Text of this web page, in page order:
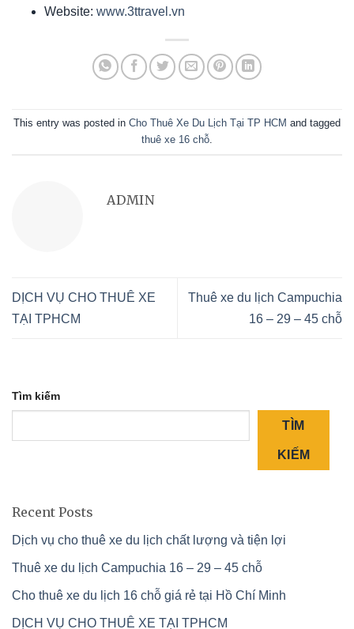
Website: www.3ttravel.vn
This entry was posted in Cho Thuê Xe Du Lịch Tại TP HCM and tagged
thuê xe 16 chỗ.
ADMIN
DỊCH VỤ CHO THUÊ XE
TẠI TPHCM
Thuê xe du lịch Campuchia
16 – 29 – 45 chỗ
Tìm kiếm
TÌM
KIẾM
Recent Posts
Dịch vụ cho thuê xe du lịch chất lượng và tiện lợi
Thuê xe du lịch Campuchia 16 – 29 – 45 chỗ
Cho thuê xe du lịch 16 chỗ giá rẻ tại Hồ Chí Minh
DỊCH VỤ CHO THUÊ XE TẠI TPHCM